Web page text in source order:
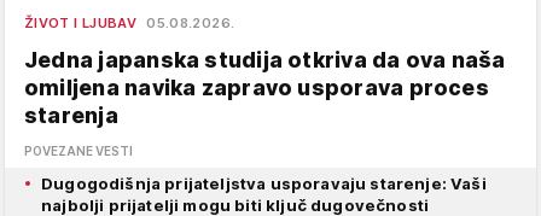
ŽIVOT I LJUBAV 05.08.2026.
Jedna japanska studija otkriva da ova naša
omiljena navika zapravo usporava proces
starenja
POVEZANE VESTI
Dugogodišnja prijateljstva usporavaju starenje: Vaši
najbolji prijatelji mogu biti ključ dugovečnosti